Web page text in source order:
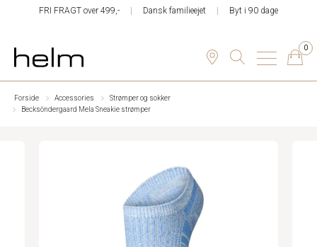
FRI FRAGT over 499,- Dansk familieejet Byt i 90 dage
0
Forside Accessories
Strømper og sokker
Becksöndergaard Mela Sneakie strømper